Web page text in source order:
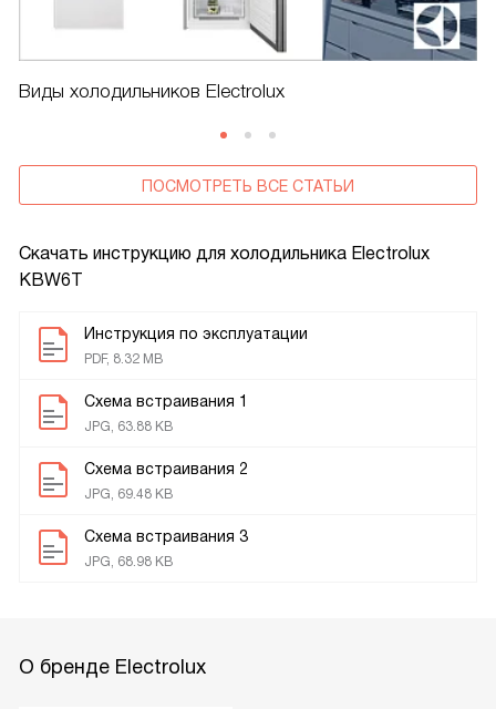
Скачать инструкцию для холодильника Electrolux
KBW6T
Инструкция по эксплуатации
PDF, 8.32 MB
Схема встраивания 1
JPG, 63.88 KB
Схема встраивания 2
JPG, 69.48 KB
Схема встраивания 3
JPG, 68.98 KB
Виды холодильников Electrolux
ПОСМОТРЕТЬ ВСЕ СТАТЬИ
О бренде Electrolux